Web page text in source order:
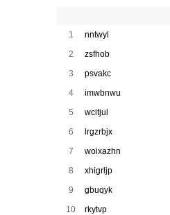
1
nntwyl
2
zsfhob
3
psvakc
4
imwbnwu
5
wcitjul
6
lrgzrbjx
7
woixazhn
8
xhigrljp
9
gbuqyk
10
rkytvp